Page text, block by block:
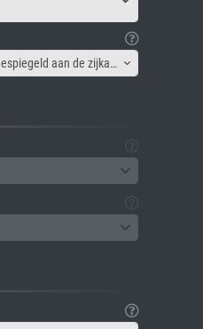
Canvas lijst - Afbeelding gespiegeld aan de zijkant